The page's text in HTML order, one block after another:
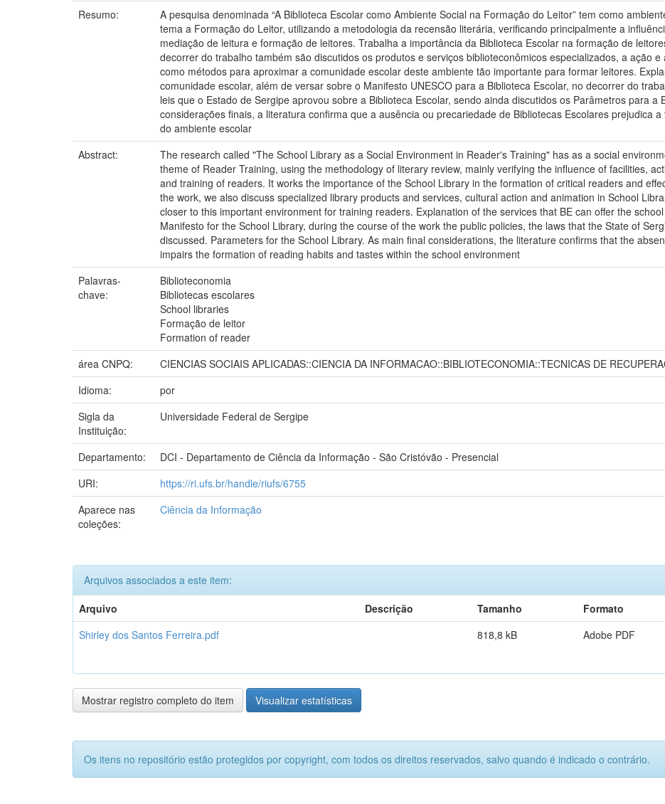
Resumo:
A pesquisa denominada “A Biblioteca Escolar como Ambiente Social na Formação do Leitor” tem como
tema a Formação do Leitor, utilizando a metodologia da recensão literária, verificando principalmente a
mediação de leitura e formação de leitores. Trabalha a importância da Biblioteca Escolar na formação de
decorrer do trabalho também são discutidos os produtos e serviços biblioteconômicos especializados, a ação
como métodos para aproximar a comunidade escolar deste ambiente tão importante para formar leitores.
comunidade escolar, além de versar sobre o Manifesto UNESCO para a Biblioteca Escolar, no decorrer do
leis que o Estado de Sergipe aprovou sobre a Biblioteca Escolar, sendo ainda discutidos os Parâmetros para a
considerações finais, a literatura confirma que a ausência ou precariedade de Bibliotecas Escolares prejudica
do ambiente escolar
Abstract:
The research called "The School Library as a Social Environment in Reader's Training" has as a social
theme of Reader Training, using the methodology of literary review, mainly verifying the influence of facilities,
and training of readers. It works the importance of the School Library in the formation of critical readers and
the work, we also discuss specialized library products and services, cultural action and animation in School
closer to this important environment for training readers. Explanation of the services that BE can offer the
Manifesto for the School Library, during the course of the work the public policies, the laws that the State of
discussed. Parameters for the School Library. As main final considerations, the literature confirms that the
impairs the formation of reading habits and tastes within the school environment
Palavras-
chave:
Biblioteconomia
Bibliotecas escolares
School libraries
Formação de leitor
Formation of reader
área CNPQ:
CIENCIAS SOCIAIS APLICADAS::CIENCIA DA INFORMACAO::BIBLIOTECONOMIA::TECNICAS DE
Idioma:
por
Sigla da
Instituição:
Universidade Federal de Sergipe
Departamento:
DCI - Departamento de Ciência da Informação - São Cristóvão - Presencial
URI:
https://ri.ufs.br/handle/riufs/6755
Aparece nas
coleções:
Ciência da Informação
Arquivos associados a este item:
Arquivo
Descrição Tamanho
Formato
Shirley dos Santos Ferreira.pdf
818,8 kB
Adobe PDF
Mostrar registro completo do item Visualizar estatísticas
Os itens no repositório estão protegidos por copyright, com todos os direitos reservados, salvo quando é indicado o contrário.